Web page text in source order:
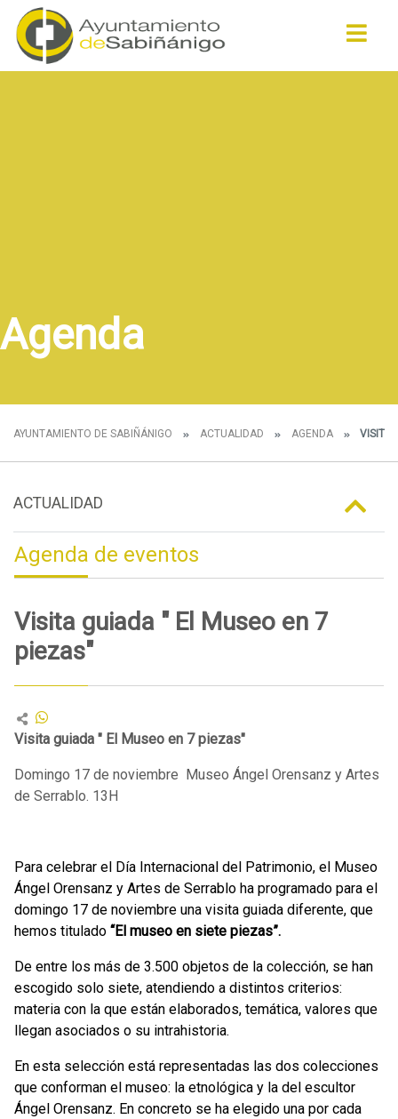
Agenda
AYUNTAMIENTO DE SABIÑÁNIGO ACTUALIDAD AGENDA VISITA
ACTUALIDAD
Agenda de eventos
Visita guiada " El Museo en 7
piezas"
Visita guiada " El Museo en 7 piezas"
Domingo 17 de noviembre Museo Ángel Orensanz y Artes
de Serrablo. 13H
Para celebrar el Día Internacional del Patrimonio, el Museo
Ángel Orensanz y Artes de Serrablo ha programado para el
domingo 17 de noviembre una visita guiada diferente, que
hemos titulado “El museo en siete piezas”.
De entre los más de 3.500 objetos de la colección, se han
escogido solo siete, atendiendo a distintos criterios:
materia con la que están elaborados, temática, valores que
llegan asociados o su intrahistoria.
En esta selección está representadas las dos colecciones
que conforman el museo: la etnológica y la del escultor
Ángel Orensanz. En concreto se ha elegido una por cada